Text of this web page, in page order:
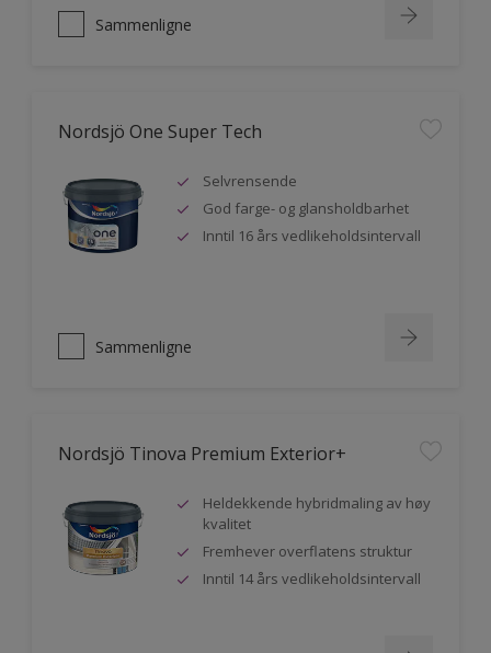
Sammenligne
Nordsjö One Super Tech
Selvrensende
God farge- og glansholdbarhet
Inntil 16 års vedlikeholdsintervall
Sammenligne
Nordsjö Tinova Premium Exterior+
Heldekkende hybridmaling av høy
kvalitet
Fremhever overflatens struktur
Inntil 14 års vedlikeholdsintervall